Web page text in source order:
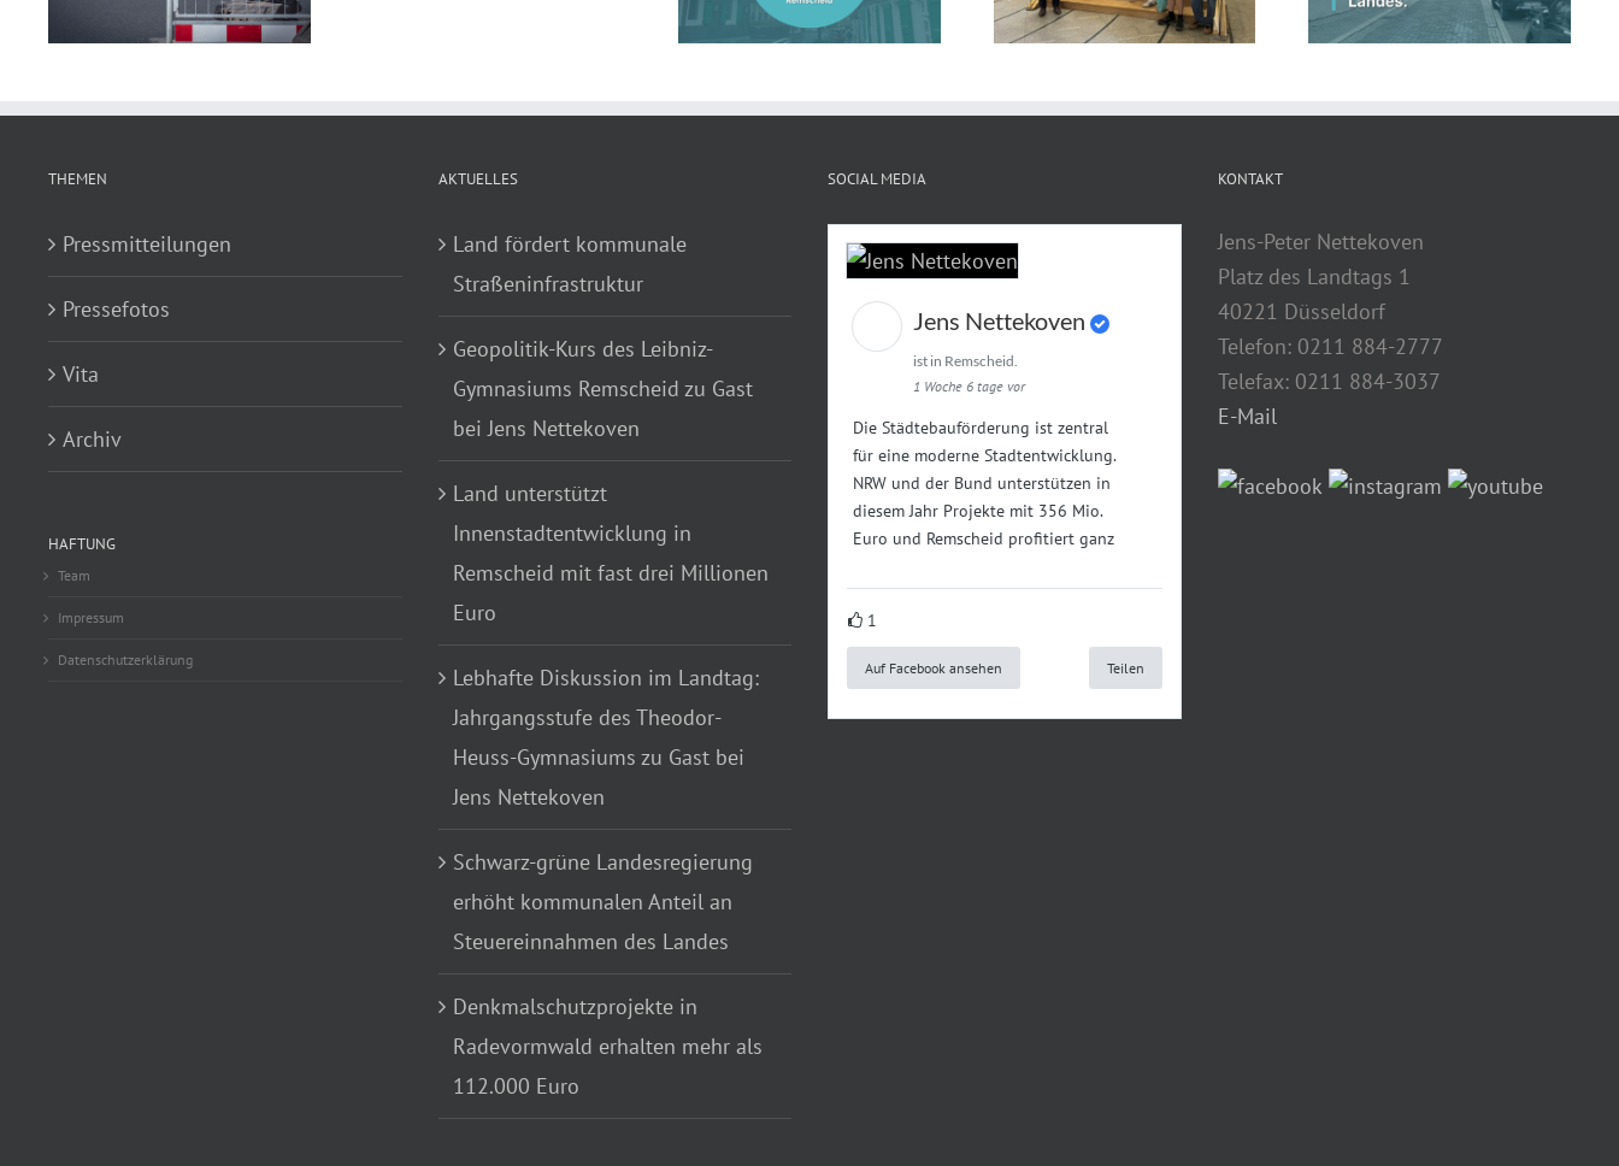
THEMEN
Pressmitteilungen
Pressefotos
Vita
Archiv
HAFTUNG
Team
Impressum
Datenschutzerklärung
AKTUELLES
Land fördert kommunale
Straßeninfrastruktur
Geopolitik-Kurs des Leibniz-
Gymnasiums Remscheid zu Gast
bei Jens Nettekoven
Land unterstützt
Innenstadtentwicklung in
Remscheid mit fast drei Millionen
Euro
Lebhafte Diskussion im Landtag:
Jahrgangsstufe des Theodor-
Heuss-Gymnasiums zu Gast bei
Jens Nettekoven
Schwarz-grüne Landesregierung
erhöht kommunalen Anteil an
Steuereinnahmen des Landes
Denkmalschutzprojekte in
Radevormwald erhalten mehr als
112.000 Euro
SOCIAL MEDIA
Jens Nettekoven
ist in Remscheid.
1 Woche 6 tage vor
Die Städtebauförderung ist zentral
für eine moderne Stadtentwicklung.
NRW und der Bund unterstützen in
diesem Jahr Projekte mit 356 Mio.
Euro und Remscheid profitiert ganz
1
Auf Facebook ansehen Teilen
KONTAKT
Jens-Peter Nettekoven
Platz des Landtags 1
40221 Düsseldorf
Telefon: 0211 884-2777
Telefax: 0211 884-3037
E-Mail